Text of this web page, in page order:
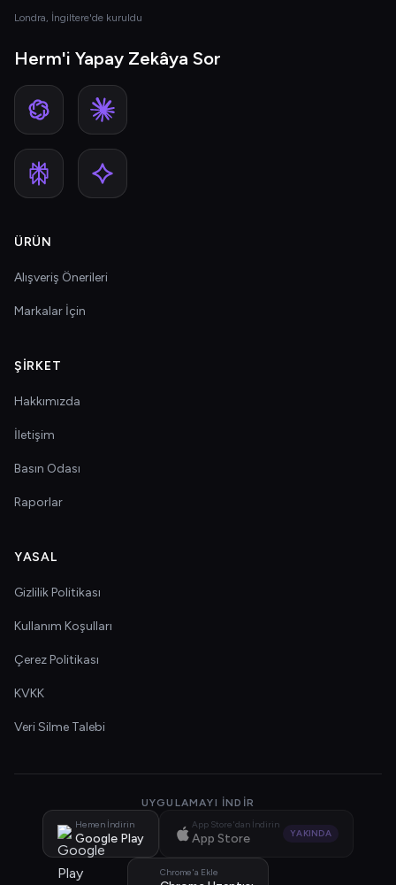
Londra, İngiltere'de kuruldu
Herm'i Yapay Zekâya Sor
ÜRÜN
Alışveriş Önerileri
Markalar İçin
ŞIRKET
Hakkımızda
İletişim
Basın Odası
Raporlar
YASAL
Gizlilik Politikası
Kullanım Koşulları
Çerez Politikası
KVKK
Veri Silme Talebi
UYGULAMAYI İNDIR
Hemen İndirin
Google Play
App Store'dan İndirin
App Store YAKINDA
Chrome'a Ekle